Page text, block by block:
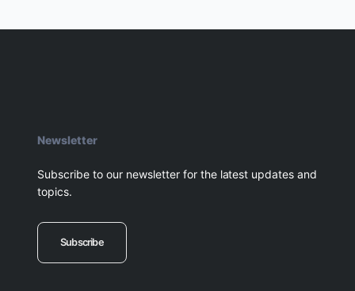
Newsletter
Subscribe to our newsletter for the latest updates and
topics.
Subscribe